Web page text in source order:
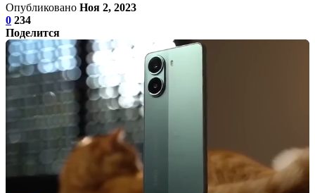
Опубликовано Ноя 2, 2023
0 234
Поделится